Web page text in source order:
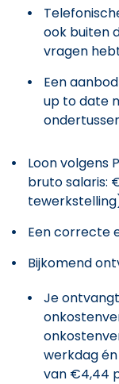
ook buiten
vragen
Een
up to date
Loon volgens
bruto salaris:
Een correcte
Bijkomend
Je
werkdag
van €4,44